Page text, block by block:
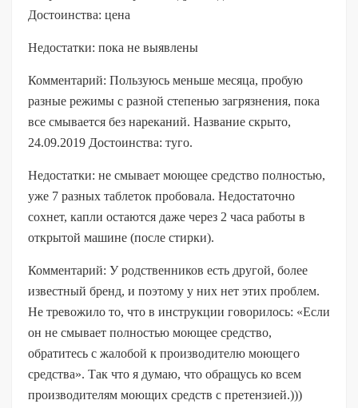
Достоинства: цена
Недостатки: пока не выявлены
Комментарий: Пользуюсь меньше месяца, пробую
разные режимы с разной степенью загрязнения, пока
все смывается без нареканий. Название скрыто,
24.09.2019 Достоинства: туго.
Недостатки: не смывает моющее средство полностью,
уже 7 разных таблеток пробовала. Недостаточно
сохнет, капли остаются даже через 2 часа работы в
открытой машине (после стирки).
Комментарий: У родственников есть другой, более
известный бренд, и поэтому у них нет этих проблем.
Не тревожило то, что в инструкции говорилось: «Если
он не смывает полностью моющее средство,
обратитесь с жалобой к производителю моющего
средства». Так что я думаю, что обращусь ко всем
производителям моющих средств с претензией.)))